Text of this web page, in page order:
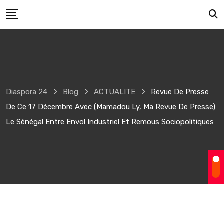
to
Diaspora 24 Blog ACTUALITE
Revue De Presse
De Ce 17 Décembre Avec (Mamadou Ly, Ma Revue De Presse):
Le Sénégal Entre Envol Industriel Et Remous Sociopolitiques